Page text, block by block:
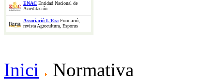
ENAC Entidad Nacional de
Acreditación
Associació L'Era Formació,
revista Agrocultura, Esporus
Inici Normativa